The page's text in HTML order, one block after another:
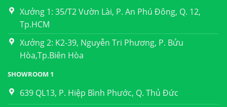
Xưởng 1: 35/T2 Vườn Lài, P. An Phú Đông, Q. 12,
Tp.HCM
Xưởng 2: K2-39, Nguyễn Tri Phương, P. Bửu
Hòa,Tp.Biên Hòa
SHOWROOM 1
639 QL13, P. Hiệp Bình Phước, Q. Thủ Đức